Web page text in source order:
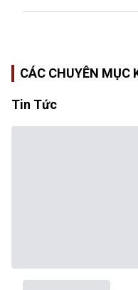
CÁC CHUYÊN MỤC
Tin Tức